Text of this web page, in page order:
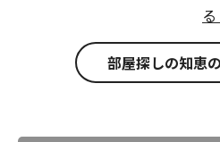
部屋探しの知恵